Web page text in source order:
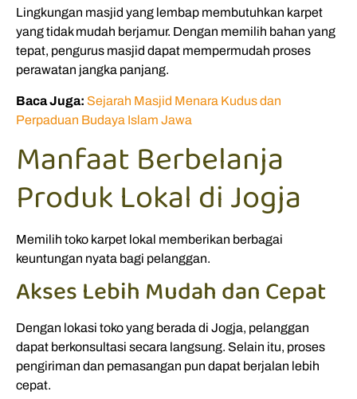
Lingkungan masjid yang lembap membutuhkan karpet
yang tidak mudah berjamur. Dengan memilih bahan yang
tepat, pengurus masjid dapat mempermudah proses
perawatan jangka panjang.
Baca Juga: Sejarah Masjid Menara Kudus dan
Perpaduan Budaya Islam Jawa
Manfaat Berbelanja
Produk Lokal di Jogja
Memilih toko karpet lokal memberikan berbagai
keuntungan nyata bagi pelanggan.
Akses Lebih Mudah dan Cepat
Dengan lokasi toko yang berada di Jogja, pelanggan
dapat berkonsultasi secara langsung. Selain itu, proses
pengiriman dan pemasangan pun dapat berjalan lebih
cepat.